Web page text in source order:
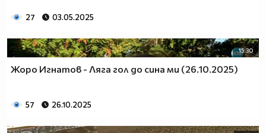
27 03.05.2025
15:30
Жоро Игнатов - Ляга гол до сина ми (26.10.2025)
57 26.10.2025